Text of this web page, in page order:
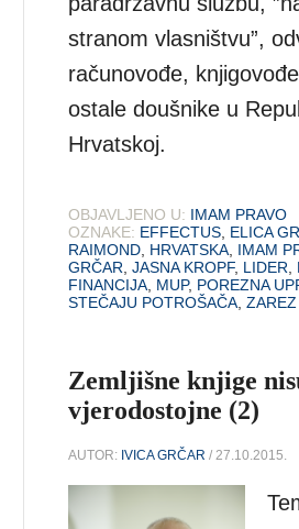
stranom vlasništvu”,
računovođe,
ostale doušnike u
Hrvatskoj.
OBJAVLJENO U: IMAM PRAVO
OZNAKE: EFFECTUS ELICA
RAIMOND HRVATSKA IMAM
GRČAR ,JASNA KROPF, LIDER
FINANCIJA MUP, POREZNA
STEČAJU POTROŠAČA ,ZAREZ
Zemljišne knjige
vjerodostojne (2)
AUTOR: IVICA GRČAR / 27.10.2015.